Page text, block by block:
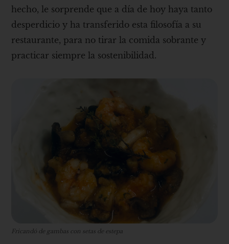
hecho, le sorprende que a día de hoy haya tanto
desperdicio y ha transferido esta filosofía a su
restaurante, para no tirar la comida sobrante y
practicar siempre la sostenibilidad.
Fricandó de gambas con setas de estepa